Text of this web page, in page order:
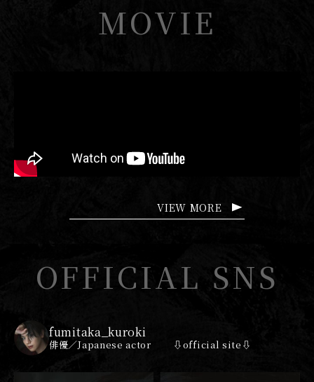
MOVIE
VIEW MORE
OFFICIAL SNS
fumitaka_kuroki
俳優／Japanese actor ⇩official site⇩